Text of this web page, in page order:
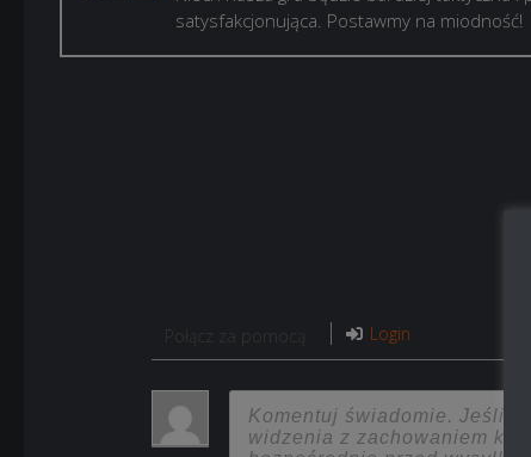
satysfakcjonująca. Postawmy na miodność!
Login